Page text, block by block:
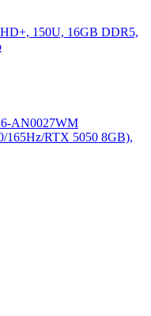
150U, 16GB DDR5,